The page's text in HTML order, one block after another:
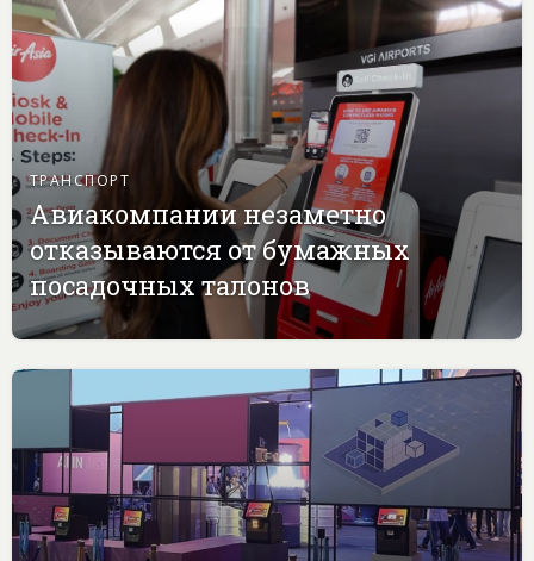
ТРАНСПОРТ
Авиакомпании незаметно
отказываются от бумажных
посадочных талонов